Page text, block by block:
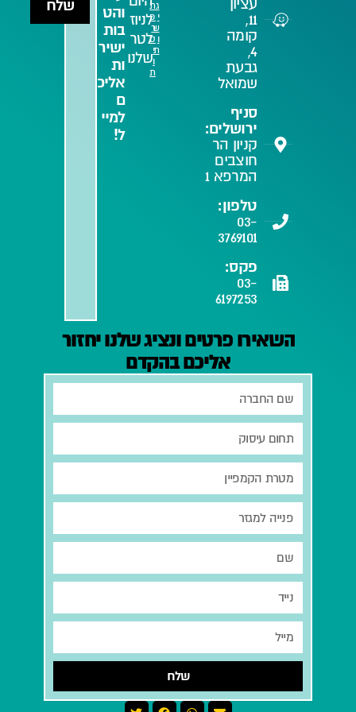
עציון
11,
קומה
4,
גבעת
שמואל
סניף
ירושלים:
קניון הר
חוצבים
המרפא 1
טלפון:
03-
3769101
פקס:
03-
6197253
ג
י
ש
ו
ת
ת
פ
ר
ט
י
ו
ת
לניוז
לטר
שלנו
והט
בות
ישיר
ות
אליכ
ם
למיי
ל!
שלח
השאירו פרטים ונציג שלנו יחזור
אליכם בהקדם
שלח